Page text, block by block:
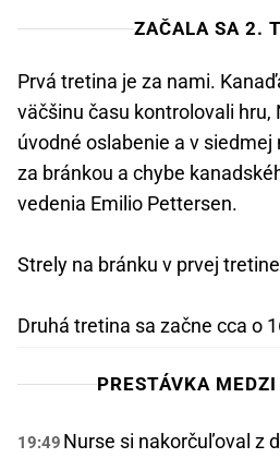
ZAČALA SA 2.
Prvá tretina je za nami.
väčšinu času kontrolovali hru,
úvodné oslabenie a v
za bránkou a chybe
vedenia Emilio Pettersen.
Strely na bránku v prvej
Druhá tretina sa začne cca o
PRESTÁVKA
19:49 Nurse si nakorčuľoval z